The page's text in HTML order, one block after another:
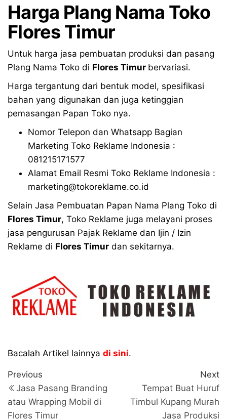
Harga Plang Nama Toko
Flores Timur
Untuk harga jasa pembuatan produksi dan pasang
Plang Nama Toko di Flores Timur bervariasi.
Harga tergantung dari bentuk model, spesifikasi
bahan yang digunakan dan juga ketinggian
pemasangan Papan Toko nya.
Nomor Telepon dan Whatsapp Bagian
Marketing Toko Reklame Indonesia :
081215171577
Alamat Email Resmi Toko Reklame Indonesia :
marketing@tokoreklame.co.id
Selain Jasa Pembuatan Papan Nama Plang Toko di
Flores Timur, Toko Reklame juga melayani proses
jasa pengurusan Pajak Reklame dan Ijin / Izin
Reklame di Flores Timur dan sekitarnya.
Bacalah Artikel lainnya di sini.
Navigasi
pos
Previous
Post
Previous
Jasa Pasang Branding
atau Wrapping Mobil di
Flores Timur
Next
Tempat Buat Huruf
Timbul Kupang Murah
Jasa Produksi